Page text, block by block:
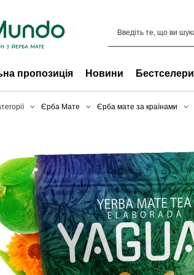
пропозиція Новини Бестселери
Єрба Мате Єрба мате за країнами